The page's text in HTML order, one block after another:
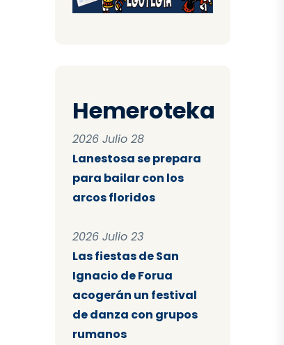
Hemeroteka
2026 Julio 28
Lanestosa se prepara
para bailar con los
arcos floridos
2026 Julio 23
Las fiestas de San
Ignacio de Forua
acogerán un festival
de danza con grupos
rumanos